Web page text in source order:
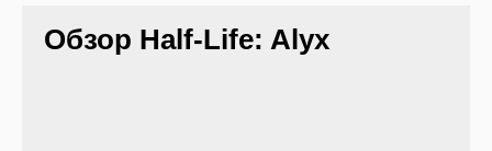
Обзор Half-Life: Alyx